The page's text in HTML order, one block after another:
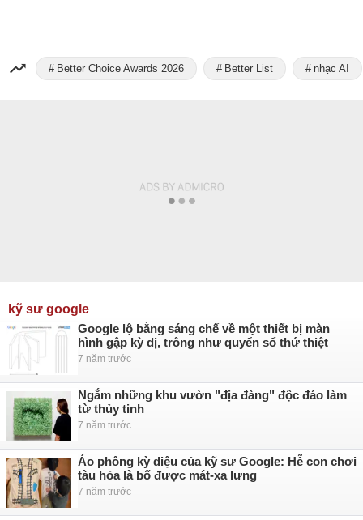
Better Choice Awards 2026 Better List nhạc AI
kỹ sư google
Google lộ bằng sáng chế về một thiết bị màn
hình gập kỳ dị, trông như quyển sổ thứ thiệt
7 năm trước
Ngắm những khu vườn "địa đàng" độc đáo làm
từ thủy tinh
7 năm trước
Áo phông kỳ diệu của kỹ sư Google: Hễ con chơi
tàu hỏa là bố được mát-xa lưng
7 năm trước